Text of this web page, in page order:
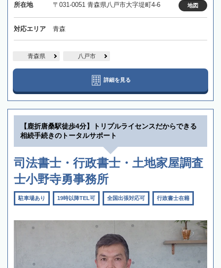
所在地 〒031-0051 青森県八戸市大字堤町4-6 地図
対応エリア 青森
青森県 八戸市
詳細を見る
【鹿折唐桑駅徒歩4分】トリプルライセンスだからできる
相続手続きのトータルサポート
司法書士・行政書士・土地家屋調査
士小野寺勇事務所
駐車場あり 19時以降TEL可 全国出張対応可 行政書士在籍